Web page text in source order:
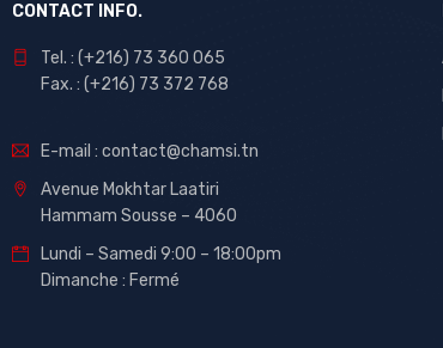
CONTACT INFO.
Tel. : (+216) 73 360 065
Fax. : (+216) 73 372 768
E-mail : contact@chamsi.tn
Avenue Mokhtar Laatiri
Hammam Sousse – 4060
Lundi – Samedi 9:00 – 18:00pm
Dimanche : Fermé